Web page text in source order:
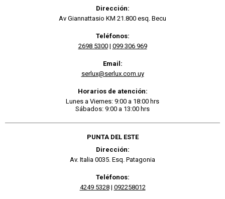
Dirección:
Av Giannattasio KM 21.800 esq. Becu
Teléfonos:
2698 5300| 099 306 969
Email:
serlux@serlux.com.uy
Horarios de atención:
Lunes a Viernes: 9:00 a 18:00 hrs
Sábados: 9:00 a 13:00 hrs
PUNTA DEL ESTE
Dirección:
Av. Italia 0035. Esq. Patagonia
Teléfonos:
4249 5328| 092258012